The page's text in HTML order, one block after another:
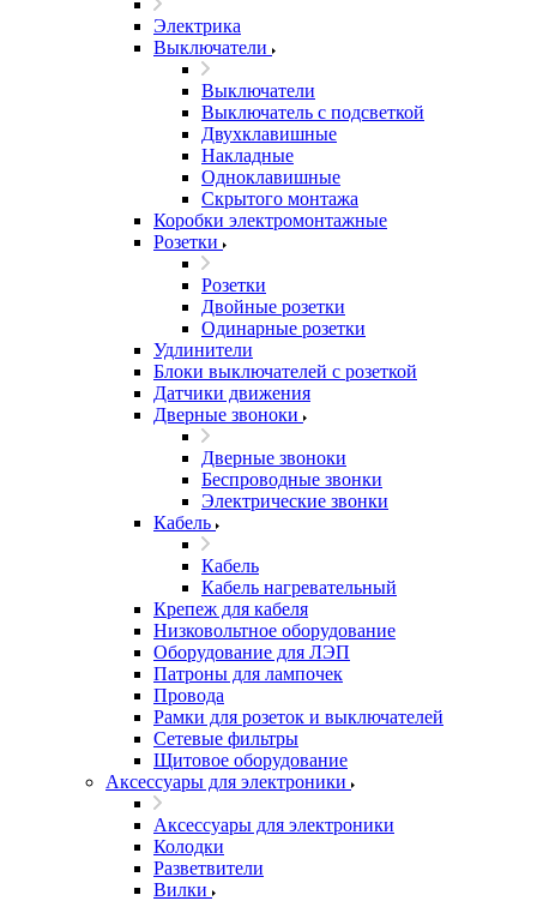
Электрика
Выключатели
Выключатели
Выключатель с подсветкой
Двухклавишные
Накладные
Одноклавишные
Скрытого монтажа
Коробки электромонтажные
Розетки
Розетки
Двойные розетки
Одинарные розетки
Удлинители
Блоки выключателей с розеткой
Датчики движения
Дверные звоноки
Дверные звоноки
Беспроводные звонки
Электрические звонки
Кабель
Кабель
Кабель нагревательный
Крепеж для кабеля
Низковольтное оборудование
Оборудование для ЛЭП
Патроны для лампочек
Провода
Рамки для розеток и выключателей
Сетевые фильтры
Щитовое оборудование
Аксессуары для электроники
Аксессуары для электроники
Колодки
Разветвители
Вилки